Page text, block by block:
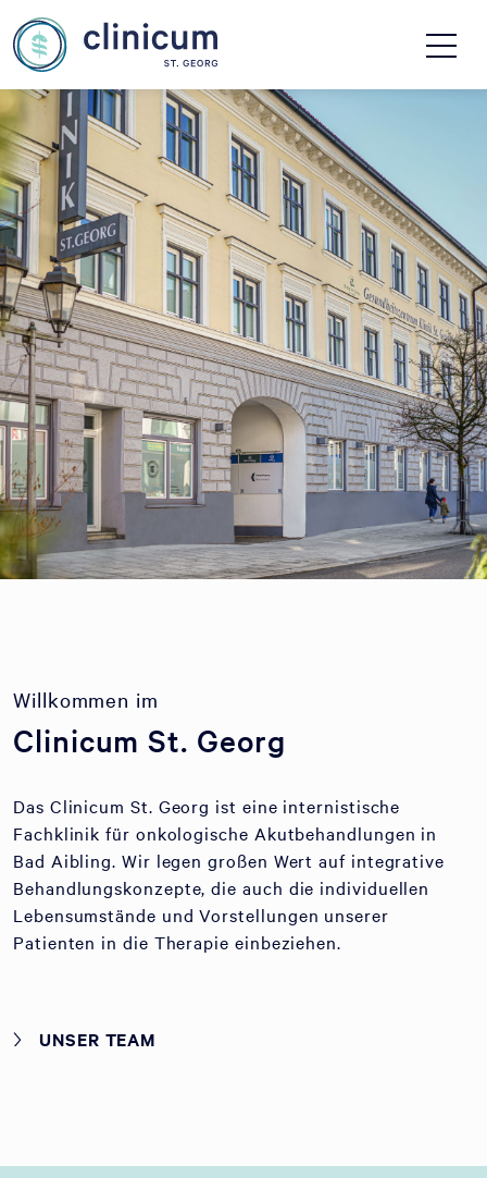
Willkommen im
Clinicum St. Georg
Das Clinicum St. Georg ist eine internistische
Fachklinik für onkologische Akutbehandlungen in
Bad Aibling. Wir legen großen Wert auf integrative
Behandlungskonzepte, die auch die individuellen
Lebensumstände und Vorstellungen unserer
Patienten in die Therapie einbeziehen.
UNSER TEAM